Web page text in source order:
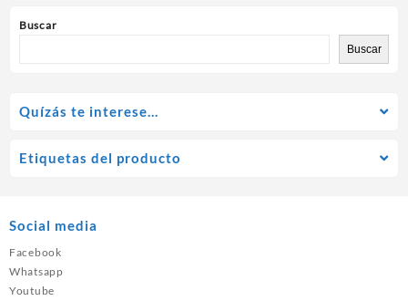
Buscar
Buscar
Quízás te interese…
Etiquetas del producto
Social media
Facebook
Whatsapp
Youtube